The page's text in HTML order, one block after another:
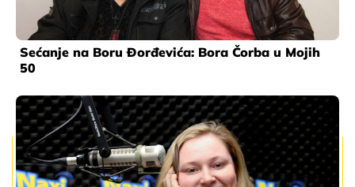
Sećanje na Boru Đorđevića: Bora Čorba u Mojih
50